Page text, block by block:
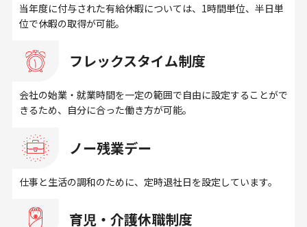
当年度に付与された有給休暇については、1時間単位、半日単
位で休暇の取得が可能。
フレックスタイム制度
会社の始業・就業時間を一定の範囲で自由に設定することがで
きるため、自分に合った働き方が可能。
ノー残業デー
仕事と生活の調和のために、定時退社日を設定しています。
育児・介護休職制度